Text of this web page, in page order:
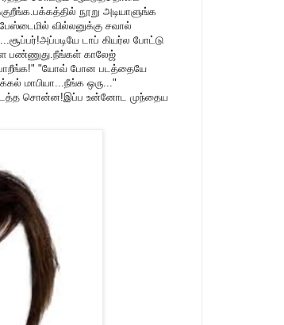
நூறு அடியாளுங்க
வில்லனுக்கு சவால்
டாப் கியர்ல போட்டு
பண்ணுது.நீங்கள் காலேஜ்
"யோவ் போன படத்தையே
மாபியா...நீங்க ஒரு..."
சொன்ன!இப்ப உன்னோட முந்தைய